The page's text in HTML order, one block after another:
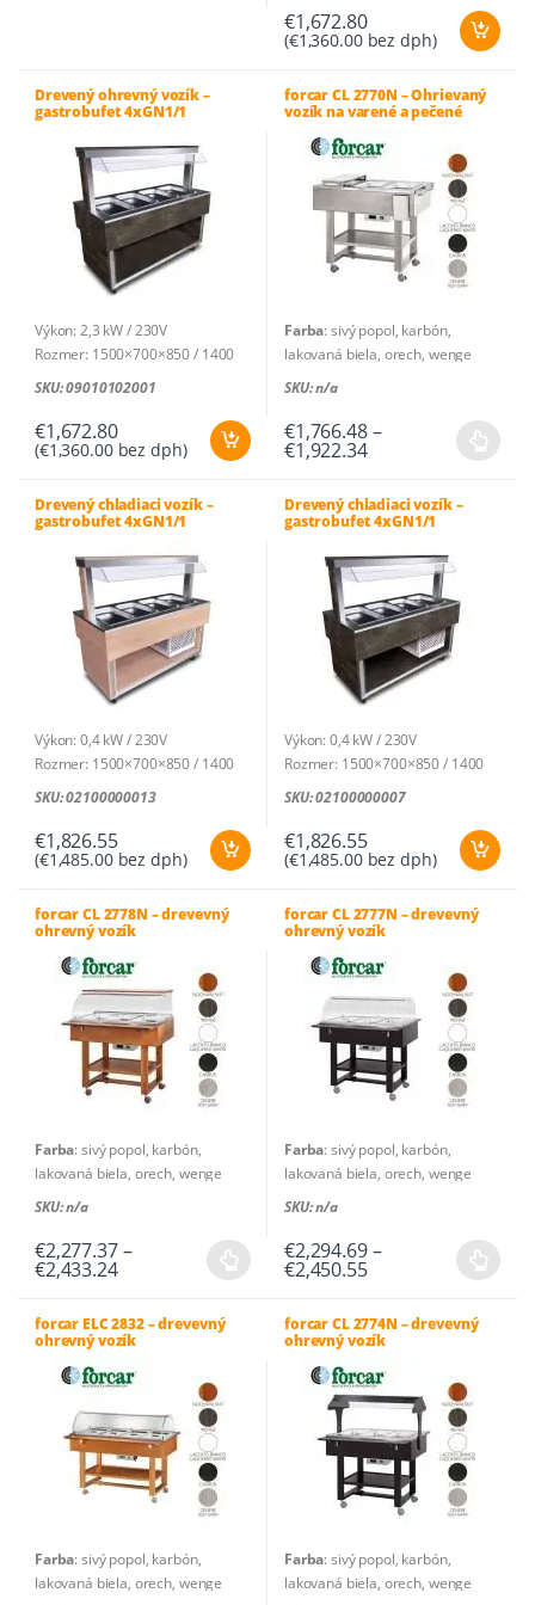
variantov.
Možnosti
môžete
vybrať
stránke
produktu.
nábytková doska
Materiál hygienickej nadstavby:
Na kolieskach, výška koliesok:
126 mm, priemer koliesok: 100
Nerezový materiál: kryt,
pracovná plocha a noha z
AISI304
€1,672.80
(€1,360.00bez dph)
Drevený ohrevný vozík –
gastrobufet 4xGN1/1
Výkon: 2,3 kW / 230V
Rozmer: 1500×700×850 / 1400
mm
nábytková doska
Materiál hygienickej nadstavby:
Na kolieskach, výška koliesok:
126 mm, priemer koliesok: 100
Nerezový materiál: kryt,
pracovná plocha a noha z
AISI304
SKU: 09010102001
€1,672.80
(€1,360.00bez dph)
forcar CL 2770N – Ohrievaný
vozík na varené a pečené
Farba: sivý popol, karbón,
lakovaná biela, orech, wenge
Výkon – W
50Hz
Pracovná teplota
: +30°C / +90°C
GN1/1 – 150(h) mm
Rozmery zariadenia: 123 x 65 x
SKU: n/a
€1,766.48–
€1,922.34Price
through
€1,922.34
Tento
má
viacero
variantov.
Možnosti
môžete
vybrať
produktu.
Drevený chladiaci vozík –
gastrobufet 4xGN1/1
Výkon: 0,4 kW / 230V
Rozmer: 1500×700×850 / 1400
mm
nábytková doska
Materiál hygienickej nadstavby:
Na kolieskach, výška koliesok:
126 mm, priemer koliesok: 100
Nerezový materiál: kryt,
pracovná plocha a noha z
AISI304
SKU: 02100000013
€1,826.55
(€1,485.00bez dph)
Drevený chladiaci vozík –
gastrobufet 4xGN1/1
Výkon: 0,4 kW / 230V
Rozmer: 1500×700×850 / 1400
mm
nábytková doska
Materiál hygienickej nadstavby:
Na kolieskach, výška koliesok:
126 mm, priemer koliesok: 100
Nerezový materiál: kryt,
pracovná plocha a noha z
AISI304
SKU: 02100000007
€1,826.55
(€1,485.00bez dph)
forcar CL 2778N – drevevný
ohrevný vozík
Farba: sivý popol, karbón,
lakovaná biela, orech, wenge
Výkon – W
50Hz
Pracovná teplota
: +30°C / +90°C
GN1/1 – 150(h) mm
SKU: n/a
€2,277.37–
€2,433.24Price
through
€2,433.24
Tento
má
viacero
variantov.
Možnosti
môžete
vybrať
produktu.
forcar CL 2777N – drevevný
ohrevný vozík
Farba: sivý popol, karbón,
lakovaná biela, orech, wenge
Výkon – W
50Hz
Pracovná teplota
: +30°C / +90°C
GN1/1 – 150(h) mm
SKU: n/a
€2,294.69–
€2,450.55Price
through
€2,450.55
Tento
má
viacero
variantov.
Možnosti
môžete
produktu.
forcar ELC 2832 – drevevný
ohrevný vozík
Farba: sivý popol, karbón,
lakovaná biela, orech, wenge
forcar CL 2774N – drevevný
ohrevný vozík
Farba: sivý popol, karbón,
lakovaná biela, orech, wenge